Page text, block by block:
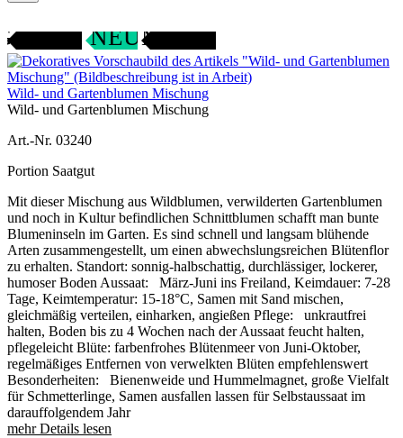
NEU
SAMENFEST
Wild- und Gartenblumen Mischung
Wild- und Gartenblumen Mischung
Art.-Nr. 03240
Portion Saatgut
Mit dieser Mischung aus Wildblumen, verwilderten Gartenblumen
und noch in Kultur befindlichen Schnittblumen schafft man bunte
Blumeninseln im Garten. Es sind schnell und langsam blühende
Arten zusammengestellt, um einen abwechslungsreichen Blütenflor
zu erhalten. Standort: sonnig-halbschattig, durchlässiger, lockerer,
humoser Boden Aussaat: März-Juni ins Freiland, Keimdauer: 7-28
Tage, Keimtemperatur: 15-18°C, Samen mit Sand mischen,
gleichmäßig verteilen, einharken, angießen Pflege: unkrautfrei
halten, Boden bis zu 4 Wochen nach der Aussaat feucht halten,
pflegeleicht Blüte: farbenfrohes Blütenmeer von Juni-Oktober,
regelmäßiges Entfernen von verwelkten Blüten empfehlenswert
Besonderheiten: Bienenweide und Hummelmagnet, große Vielfalt
für Schmetterlinge, Samen ausfallen lassen für Selbstaussaat im
darauffolgendem Jahr
mehr Details lesen